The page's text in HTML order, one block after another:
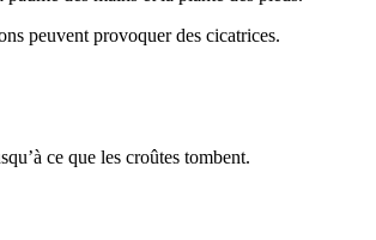
peuvent provoquer des cicatrices.
ce que les croûtes tombent.